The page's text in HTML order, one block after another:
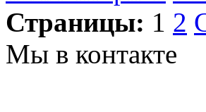
Страницы: 1 2
Мы в контакте